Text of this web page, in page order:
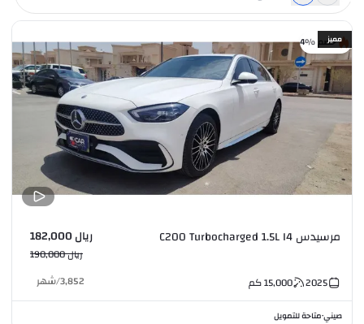
خصم %4مميز
مرسيدس C200 Turbocharged 1.5L I4 ريال 182,000
ريال 190,000
2025
15,000كم 3,852
/شهر
صيني•متاحة للتمويل